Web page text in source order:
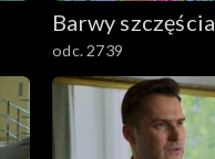
Barwy szczęścia
odc. 2739